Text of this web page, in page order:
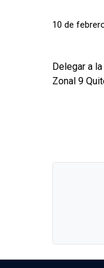
10 de
Delegar a
Zonal 9